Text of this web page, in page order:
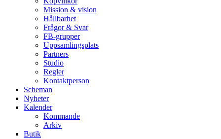
Mission & vision
Hållbarhet
Frågor & Svar
FB-grupper
Uppsamlingsplats
Partners
Studio
Regler
Kontaktperson
Scheman
Nyheter
Kalender
Kommande
Arkiv
Butik